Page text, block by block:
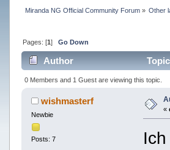
Miranda NG Official Community Forum» Other
Pages: [1] Go Down
Author
0 Members and 1 Guest are viewing this topic.
wishmasterf
Newbie
Posts: 7
«